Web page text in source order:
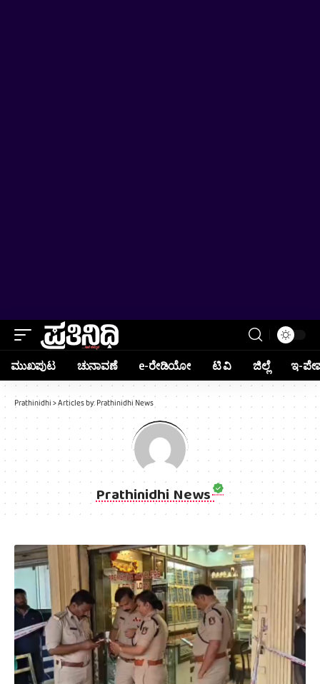
ಮುಖಪುಟ ಚುನಾವಣೆ e-ರೇಡಿಯೋ ಟಿ ವಿ ಜಿಲ್ಲೆ ಇ-
Prathinidhi>Articles by: Prathinidhi News
Prathinidhi News